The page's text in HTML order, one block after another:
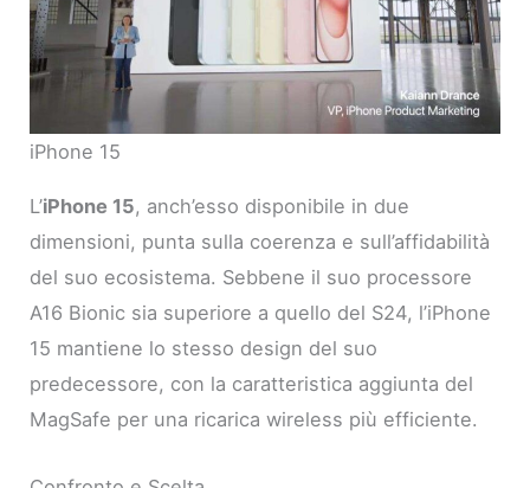
iPhone 15
L’iPhone 15, anch’esso disponibile in due
dimensioni, punta sulla coerenza e sull’affidabilità
del suo ecosistema. Sebbene il suo processore
A16 Bionic sia superiore a quello del S24, l’iPhone
15 mantiene lo stesso design del suo
predecessore, con la caratteristica aggiunta del
MagSafe per una ricarica wireless più efficiente.